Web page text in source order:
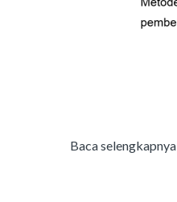
Baca selengkapnya